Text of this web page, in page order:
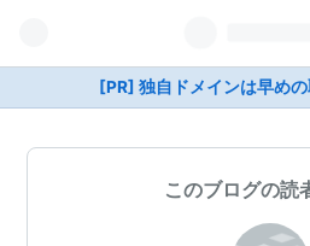
[PR] 独自ドメインは早め
このブログの読